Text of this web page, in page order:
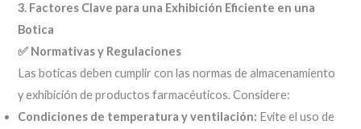
3. Factores Clave para una Exhibición Eficiente en una
Botica
✅ Normativas y Regulaciones
Las boticas deben cumplir con las normas de almacenamiento
y exhibición de productos farmacéuticos. Considere:
Condiciones de temperatura y ventilación: Evite el uso de